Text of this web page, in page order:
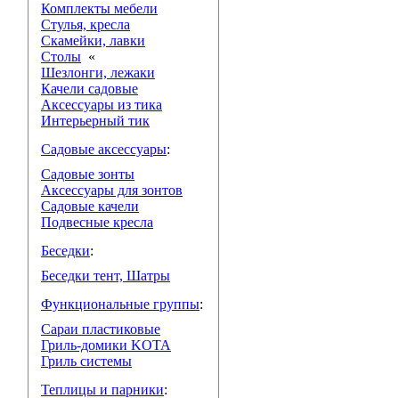
Комплекты мебели
Стулья, кресла
Скамейки, лавки
Столы «
Шезлонги, лежаки
Качели садовые
Аксессуары из тика
Интерьерный тик
Садовые аксессуары:
Садовые зонты
Аксессуары для зонтов
Садовые качели
Подвесные кресла
Беседки:
Беседки тент, Шатры
Функциональные группы:
Сараи пластиковые
Гриль-домики KOTA
Гриль системы
Теплицы и парники: